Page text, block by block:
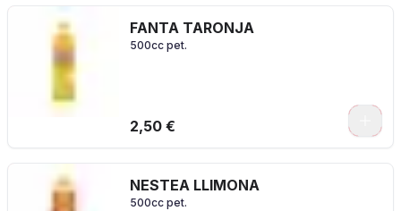
FANTA TARONJA
500cc pet.
2,50 €
NESTEA LLIMONA
500cc pet.